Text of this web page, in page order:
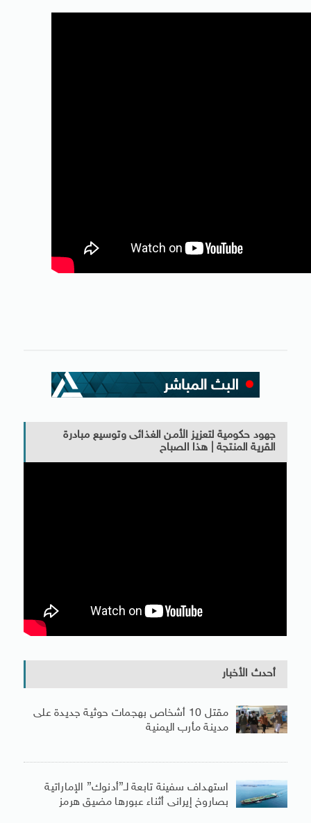
جهود حكومية لتعزيز الأمن الغذائى وتوسيع مبادرة
القرية المنتجة | هذا الصباح
أحدث الأخبار
مقتل 10 أشخاص بهجمات حوثية جديدة على
مدينة مأرب اليمنية
استهداف سفينة تابعة لـ”أدنوك” الإماراتية
بصاروخ إيرانى أثناء عبورها مضيق هرمز